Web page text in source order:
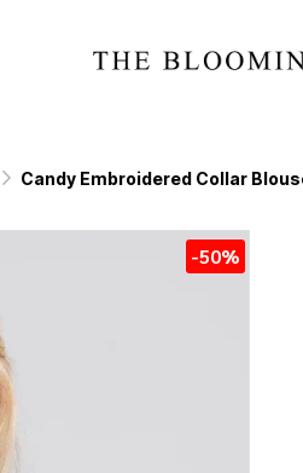
Candy Embroidered Collar
-50%